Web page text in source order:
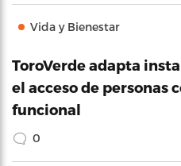
Vida y Bienestar
ToroVerde adapta
el acceso de personas
funcional
0